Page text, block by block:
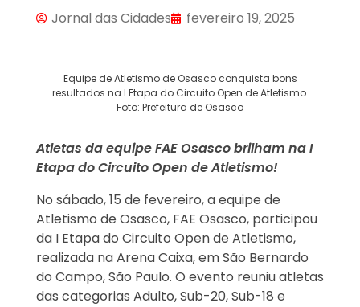
Jornal das Cidades fevereiro 19, 2025
Equipe de Atletismo de Osasco conquista bons
resultados na I Etapa do Circuito Open de Atletismo.
Foto: Prefeitura de Osasco
Atletas da equipe FAE Osasco brilham na I
Etapa do Circuito Open de Atletismo!
No sábado, 15 de fevereiro, a equipe de
Atletismo de Osasco, FAE Osasco, participou
da I Etapa do Circuito Open de Atletismo,
realizada na Arena Caixa, em São Bernardo
do Campo, São Paulo. O evento reuniu atletas
das categorias Adulto, Sub-20, Sub-18 e